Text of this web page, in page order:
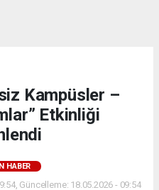
Kampüsler –
Etkinliği
HABER
Güncelleme: 18.05.2026 - 09:54